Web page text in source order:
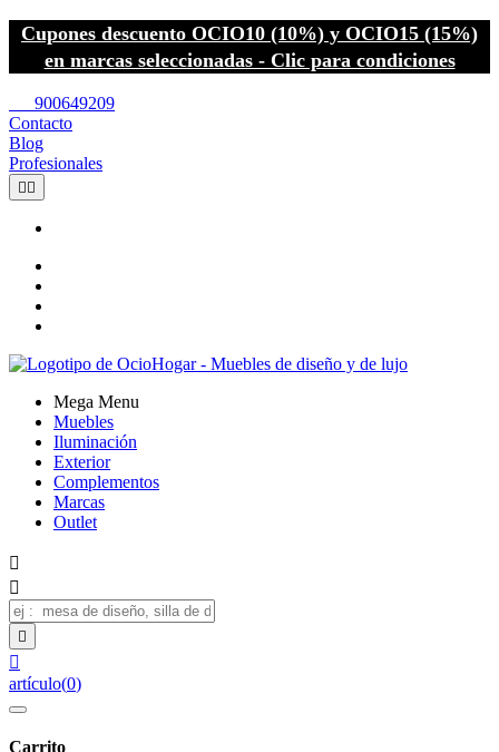
Cupones descuento OCIO10 (10%) y OCIO15 (15%)
en marcas seleccionadas - Clic para condiciones
900649209
Contacto
Blog
Profesionales
 
Mega Menu
Muebles
Iluminación
Exterior
Complementos
Marcas
Outlet




artículo(0)
Carrito